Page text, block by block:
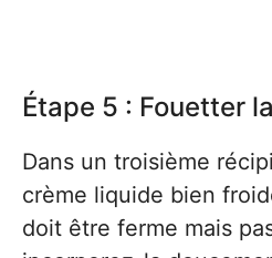
Étape 5 : Fouetter
Dans un troisième
crème liquide bien
doit être ferme mais